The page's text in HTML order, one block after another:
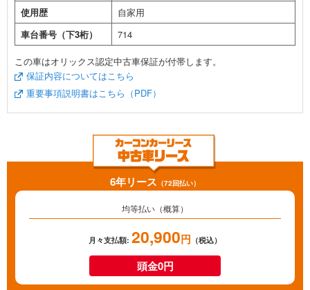
使用歴
自家用
車台番号（下3桁）
714
この車はオリックス認定中古車保証が付帯します。
保証内容についてはこちら
重要事項説明書はこちら（PDF）
6年リース （72回払い）
均等払い（概算）
月々支払額: 20,900円 （税込）
頭金0円